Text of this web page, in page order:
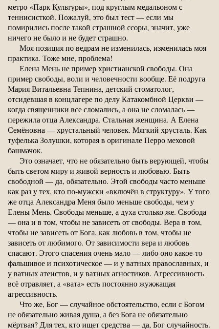
метро «Парк Культуры», под круглым медальоном с
теннисисткой. Пожалуй, это был тест — если мы
помирились после такой страшной ссоры, значит, уже
ничего не было и не будет страшно.
Моя позиция по ведрам не изменилась, изменилась моя
практика. Тоже мне, проблема!
Елена Мень не пример христианской свободы. Она
пример свободы, воли и человечности вообще. Её подруга
Мария Витальевна Тепнина, детский стоматолог,
отсидевшая в концлагере по делу Катакомбной Церкви —
когда священники все сломались, а она не сломалась —
пережила отца Александра. Стальная женщина. А Елена
Семёновна — хрустальный человек. Мягкий хрусталь. Как
туфелька Золушки, которая в оригинале Перро меховой
башмачок.
Это означает, что не обязательно быть верующей, чтобы
быть светом миру и живой верность и любовью. Быть
свободной — да, обязательно. Этой свободы часто меньше
как раз у тех, кто по-мужски «включён в структуру». У того
же отца Александра Меня было меньше свободы, чем у
Елены Мень. Свободы меньше, а духа столько же. Свобода
— она и в том, чтобы не зависеть от свободы. Вера в том,
чтобы не зависеть от Бога, как любовь в том, чтобы не
зависеть от любимого. От зависимости вера и любовь
спасают. Этого спасения очень мало — либо оно какое-то
фальшивое и психотическое — и у ватных православных, и
у ватных атеистов, и у ватных агностиков. Агрессивность
всё отравляет, а «вата» есть постоянно жужжащая
агрессивность.
Что же, Бог — случайное обстоятельство, если с Богом
не обязательно живая душа, а без Бога не обязательно
мёртвая? Для тех, кто ищет средства — да, Бог случайность.